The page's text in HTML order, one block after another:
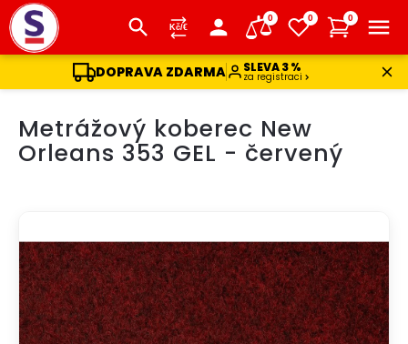
DOPRAVA ZDARMA SLEVA 3 %
za registraci
0 0 0
obsahMetrážový koberec New
Orleans 353 GEL - červený